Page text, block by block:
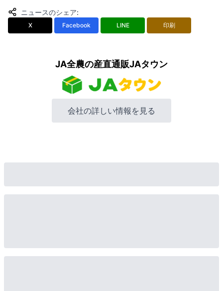
ニュースのシェア:
X Facebook LINE 印刷
JA全農の産直通販JAタウン
会社の詳しい情報を見る